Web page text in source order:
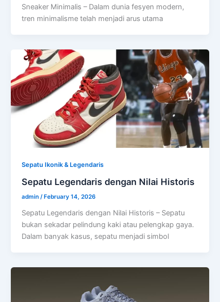
Sneaker Minimalis – Dalam dunia fesyen modern,
tren minimalisme telah menjadi arus utama
Sepatu Ikonik & Legendaris
Sepatu Legendaris dengan Nilai Historis
admin /February 14, 2026
Sepatu Legendaris dengan Nilai Historis – Sepatu
bukan sekadar pelindung kaki atau pelengkap gaya.
Dalam banyak kasus, sepatu menjadi simbol